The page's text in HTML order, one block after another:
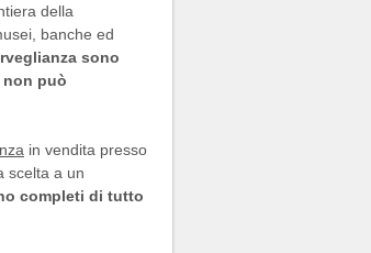
della
banche ed
sono
può
in vendita presso
scelta a un
completi di tutto